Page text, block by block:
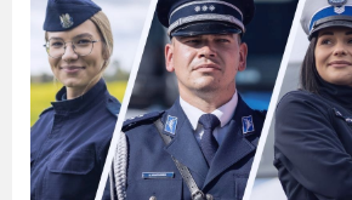
Władze Miasta
O mieście
Luboński Szlak Architektury
Przemysłowej
Śladami historii Lubonia
Gry miejskie